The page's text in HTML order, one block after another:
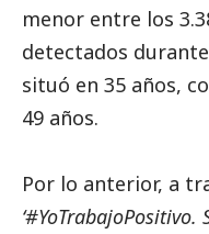
menor entre los
detectados
situó en 35 años,
49 años.
Por lo anterior, a